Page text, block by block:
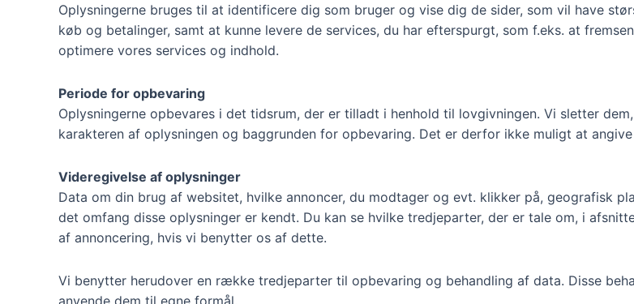
Oplysningerne bruges til at identificere dig som bruger og vise dig de sider, som vil have
køb og betalinger, samt at kunne levere de services, du har efterspurgt, som f.eks. at
optimere vores services og indhold.
Periode for opbevaring
Oplysningerne opbevares i det tidsrum, der er tilladt i henhold til lovgivningen. Vi sletter
karakteren af oplysningen og baggrunden for opbevaring. Det er derfor ikke muligt at
Videregivelse af oplysninger
Data om din brug af websitet, hvilke annoncer, du modtager og evt. klikker på, geografisk
det omfang disse oplysninger er kendt. Du kan se hvilke tredjeparter, der er tale om, i
af annoncering, hvis vi benytter os af dette.
Vi benytter herudover en række tredjeparter til opbevaring og behandling af data. Disse
anvende dem til egne formål.